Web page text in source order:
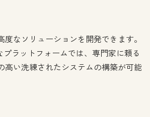
なソリューションを開発できます。
プラットフォームでは、専門家に頼る
高い洗練されたシステムの構築が可能